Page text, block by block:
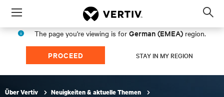
Menu
The page you're viewing is for German (EMEA) region.
PROCEED STAY IN MY REGION
Über Vertiv Neuigkeiten & aktuelle Themen